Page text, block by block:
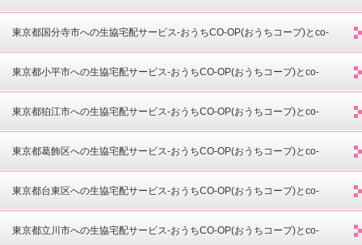
opdeli(コープデリ)-
東京都国分寺市への生協宅配サービス-おうちCO-OP(おうちコープ)とco-
opdeli(コープデリ)-
東京都小平市への生協宅配サービス-おうちCO-OP(おうちコープ)とco-
opdeli(コープデリ)-
東京都狛江市への生協宅配サービス-おうちCO-OP(おうちコープ)とco-
opdeli(コープデリ)-
東京都葛飾区への生協宅配サービス-おうちCO-OP(おうちコープ)とco-
opdeli(コープデリ)-
東京都台東区への生協宅配サービス-おうちCO-OP(おうちコープ)とco-
opdeli(コープデリ)-
東京都立川市への生協宅配サービス-おうちCO-OP(おうちコープ)とco-